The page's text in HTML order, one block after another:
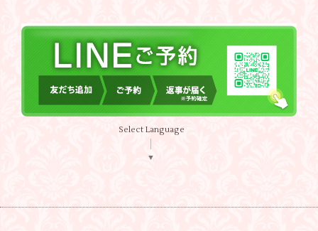
Select Language
▼